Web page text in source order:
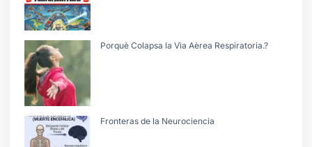
Porquè Colapsa la Vìa Aèrea Respiratoria.?
Fronteras de la Neurociencia